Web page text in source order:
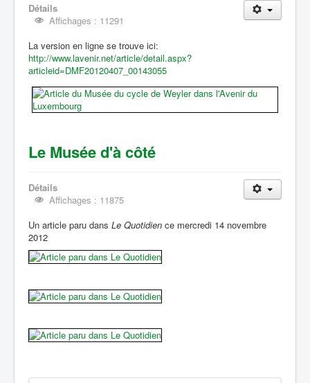
Détails
Affichages : 11291
La version en ligne se trouve ici:
http://www.lavenir.net/article/detail.aspx?
articleid=DMF20120407_00143055
Le Musée d'à côté
Détails
Affichages : 11875
Un article paru dans Le Quotidien ce mercredi 14 novembre
2012